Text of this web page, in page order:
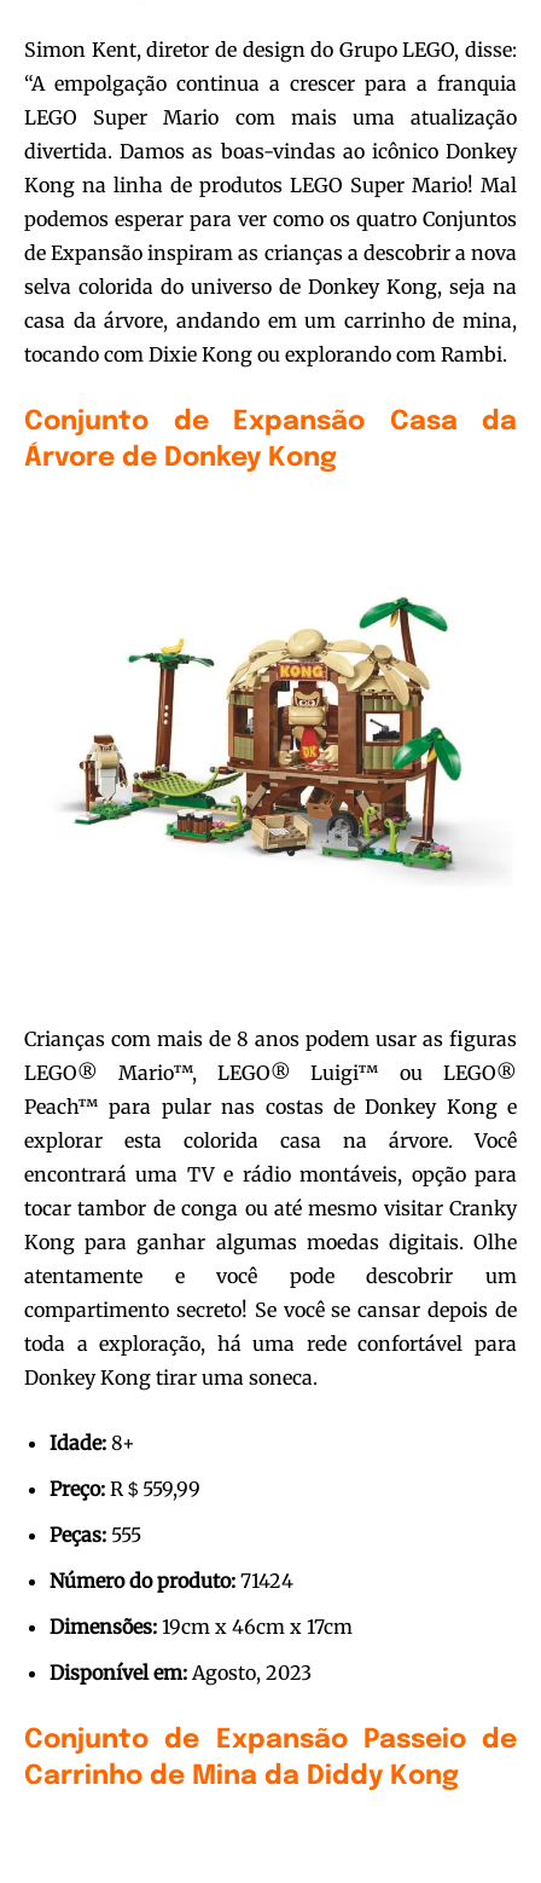
Simon Kent, diretor de design do Grupo LEGO, disse:
“A empolgação continua a crescer para a franquia
LEGO Super Mario com mais uma atualização
divertida. Damos as boas-vindas ao icônico Donkey
Kong na linha de produtos LEGO Super Mario! Mal
podemos esperar para ver como os quatro Conjuntos
de Expansão inspiram as crianças a descobrir a nova
selva colorida do universo de Donkey Kong, seja na
casa da árvore, andando em um carrinho de mina,
tocando com Dixie Kong ou explorando com Rambi.
Conjunto de Expansão Casa da
Árvore de Donkey Kong
Crianças com mais de 8 anos podem usar as figuras
LEGO® Mario™, LEGO® Luigi™ ou LEGO®
Peach™ para pular nas costas de Donkey Kong e
explorar esta colorida casa na árvore. Você
encontrará uma TV e rádio montáveis, opção para
tocar tambor de conga ou até mesmo visitar Cranky
Kong para ganhar algumas moedas digitais. Olhe
atentamente e você pode descobrir um
compartimento secreto! Se você se cansar depois de
toda a exploração, há uma rede confortável para
Donkey Kong tirar uma soneca.
Idade: 8+
Preço: R＄559,99
Peças: 555
Número do produto: 71424
Dimensões: 19cm x 46cm x 17cm
Disponível em: Agosto, 2023
Conjunto de Expansão Passeio de
Carrinho de Mina da Diddy Kong